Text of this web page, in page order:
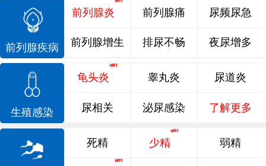
前列腺疾病
前列腺炎 前列腺痛 尿频尿急
前列腺增生 排尿不畅 夜尿增多
生殖感染
龟头炎 睾丸炎 尿道炎
尿相关 泌尿感染 了解更多
死精 少精 弱精